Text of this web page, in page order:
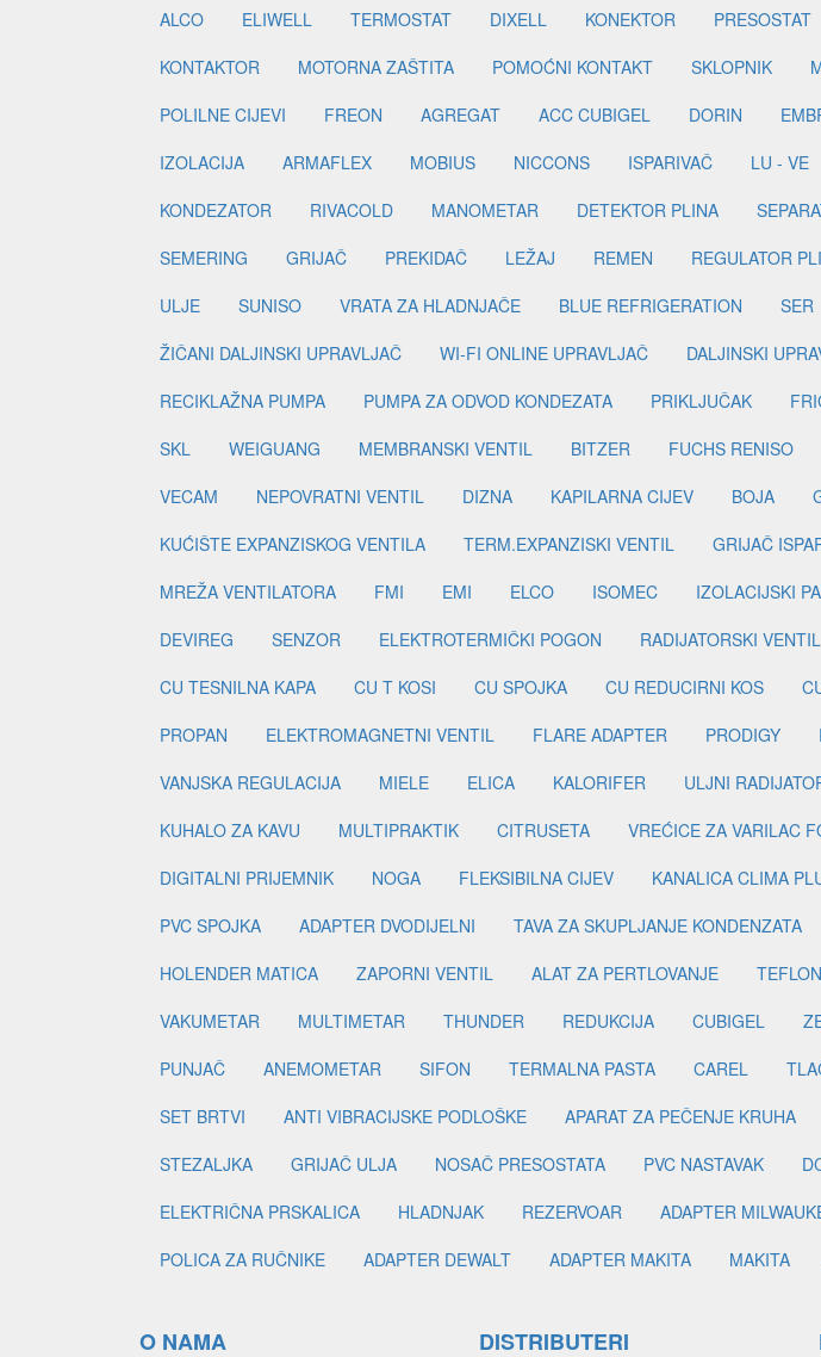
ALCO
ELIWELL TERMOSTAT DIXELL KONEKTOR PRESOSTAT
KONTAKTOR
MOTORNA ZAŠTITA POMOĆNI KONTAKT SKLOPNIK
POLILNE CIJEVI
FREON AGREGAT ACC CUBIGEL DORIN
IZOLACIJA
ARMAFLEX MOBIUS NICCONS ISPARIVAČ LU - VE
KONDEZATOR
RIVACOLD MANOMETAR DETEKTOR PLINA
SEMERING
GRIJAČ PREKIDAČ LEŽAJ REMEN REGULATOR
ULJE
SUNISO VRATA ZA HLADNJAČE BLUE REFRIGERATION SER
ŽIČANI DALJINSKI UPRAVLJAČ
WI-FI ONLINE UPRAVLJAČ DALJINSKI
RECIKLAŽNA PUMPA
PUMPA ZA ODVOD KONDEZATA PRIKLJUČAK
SKL
WEIGUANG MEMBRANSKI VENTIL BITZER FUCHS RENISO
VECAM
NEPOVRATNI VENTIL DIZNA KAPILARNA CIJEV BOJA
KUĆIŠTE EXPANZISKOG VENTILA
TERM.EXPANZISKI VENTIL GRIJAČ
MREŽA VENTILATORA
FMI EMI ELCO ISOMEC IZOLACIJSKI
DEVIREG
SENZOR ELEKTROTERMIČKI POGON RADIJATORSKI VENTIL
CU TESNILNA KAPA
CU T KOSI CU SPOJKA CU REDUCIRNI KOS
PROPAN
ELEKTROMAGNETNI VENTIL FLARE ADAPTER PRODIGY
VANJSKA REGULACIJA
MIELE ELICA KALORIFER ULJNI
KUHALO ZA KAVU
MULTIPRAKTIK CITRUSETA VREĆICE ZA VARILAC
DIGITALNI PRIJEMNIK
NOGA FLEKSIBILNA CIJEV KANALICA CLIMA
PVC SPOJKA
ADAPTER DVODIJELNI TAVA ZA SKUPLJANJE KONDENZATA
HOLENDER MATICA
ZAPORNI VENTIL ALAT ZA PERTLOVANJE
VAKUMETAR
MULTIMETAR THUNDER REDUKCIJA CUBIGEL
PUNJAČ
ANEMOMETAR SIFON TERMALNA PASTA CAREL
SET BRTVI
ANTI VIBRACIJSKE PODLOŠKE APARAT ZA PEČENJE KRUHA
STEZALJKA
GRIJAČ ULJA NOSAČ PRESOSTATA PVC NASTAVAK
ELEKTRIČNA PRSKALICA
HLADNJAK REZERVOAR ADAPTER
POLICA ZA RUČNIKE
ADAPTER DEWALT ADAPTER MAKITA MAKITA
O NAMA DISTRIBUTERI